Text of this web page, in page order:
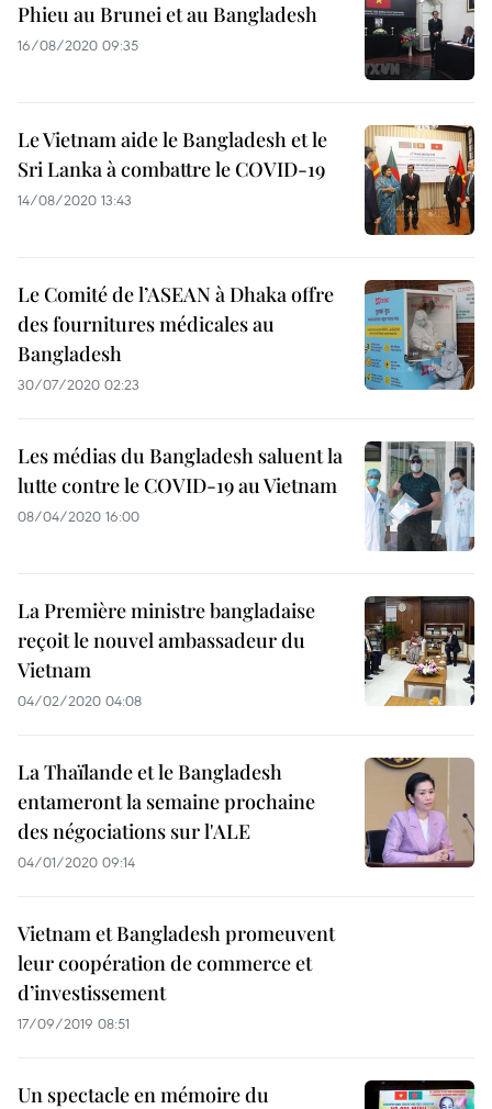
Phieu au Brunei et au Bangladesh
16/08/2020 09:35
Le Vietnam aide le Bangladesh et le
Sri Lanka à combattre le COVID-19
14/08/2020 13:43
Le Comité de l’ASEAN à Dhaka offre
des fournitures médicales au
Bangladesh
30/07/2020 02:23
Les médias du Bangladesh saluent la
lutte contre le COVID-19 au Vietnam
08/04/2020 16:00
La Première ministre bangladaise
reçoit le nouvel ambassadeur du
Vietnam
04/02/2020 04:08
La Thaïlande et le Bangladesh
entameront la semaine prochaine
des négociations sur l'ALE
04/01/2020 09:14
Vietnam et Bangladesh promeuvent
leur coopération de commerce et
d’investissement
17/09/2019 08:51
Un spectacle en mémoire du